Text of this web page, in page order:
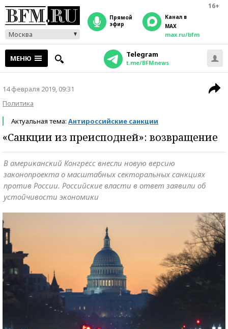
16+
Москва
прямой
эфир
Канал в
MAX
max.ru/bfm
МЕНЮ Telegram
t.me/BFMnews
14 февраля 2019, 09:31
Политика
Актуальная тема: Антироссийские санкции
«Санкции из преисподней»: возвращение
В американский Конгресс внесли новую версию
законопроекта о масштабных секторальных санкциях
против России. Российские власти в ответ заявили об
устойчивости экономики